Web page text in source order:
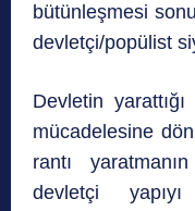
bütünleşmesi
devletçi/popülist
Devletin
mücadelesine
rantı
devletçi